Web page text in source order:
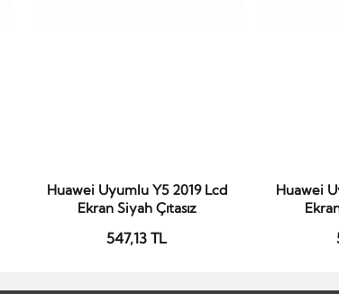
Sepete Ekle
Huawei Uyumlu Y5 2019 Lcd
Ekran Siyah Çıtasız
547,13 TL
Huawei